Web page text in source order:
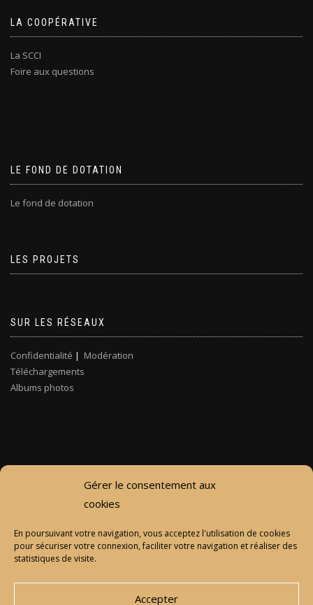
Gérer le consentement aux
cookies
En poursuivant votre navigation, vous acceptez l'utilisation de cookies
pour sécuriser votre connexion, faciliter votre navigation et réaliser des
statistiques de visite.
Accepter
LA COOPÉRATIVE
La SCCI
Foire aux questions
LE FOND DE DOTATION
Le fond de dotation
LES PROJETS
SUR LES RÉSEAUX
Confidentialité | Modération
Téléchargements
Albums photos